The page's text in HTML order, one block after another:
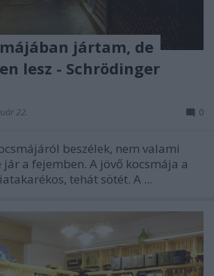
jártam, de
lesz - Schrödinger
22. 0
beszélek, nem valami
a fejemben. A jövő kocsmája a
tehát sötét. A ...